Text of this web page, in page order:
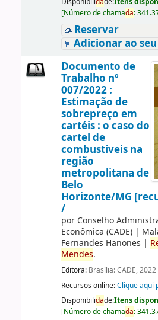
[Número de chamada:
Reservar
Adicionar ao
Documento de
Trabalho nº
007/2022 :
Estimação de
sobrepreço em
cartéis : o caso do
cartel de
combustíveis na
região
metropolitana de
Belo
Horizonte/MG
/
por Conselho
Econômica (CADE)|
Fernandes Hanones |
Mendes.
Editora: Brasília: CADE, 2022
Recursos online:Clique aqui
Disponibilidade:Itens
[Número de chamada: